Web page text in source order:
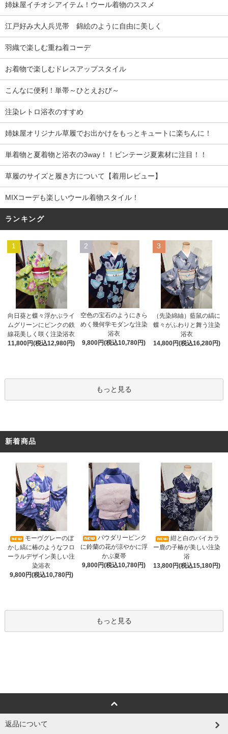
姉妹屋イチオシアイテム！ウール着物のススメ
江戸好み大人兵児帯 錦絵のように自由に美しく
羽織で楽しむ重ね着コーデ
お着物で楽しむドレスアップスタイル
こんなに便利！単帯～ひとえおび～
注染レトロ浴衣のすすめ
姉妹屋オリジナル草履でお出かけをもっとキュートに楽ちんに！
単着物と夏着物と浴衣の3way！！ビンテージ夏素材に注目！！
草履のサイズと履き方について【着用レビュー】
MIXコーデも楽しいウール着物スタイル！
ランキング
1
向日葵と蝶々浮かぶライ
ムグリーンにピンクの鉄
線花美しく咲く注染浴衣
11,800円(税込12,980円)
2
空色の宝石のようにきら
めく幾何学モダンな注染
浴衣
9,800円(税込10,780円)
3
（先染綿紬）藍鼠の縞に
蝶々がふわりと舞う注染
浴衣
14,800円(税込16,280円)
もっと見る
新着商品
モーヴグレーのぼ
かし縞に椿のようなフロ
ーラルデザイン美しい注
染浴衣
9,800円(税込10,780円)
パウダリーピンク
に鈴蘭の花が涼やかに浮
かぶ夏帯
9,800円(税込10,780円)
紺と白のバイカラ
ー鹿の子椿が美しい注染
浴
13,800円(税込15,180円)
もっと見る
返品について